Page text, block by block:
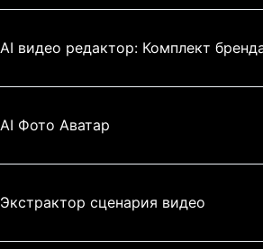
AI видео редактор: Комплект
AI Фото Аватар
Экстрактор сценария видео